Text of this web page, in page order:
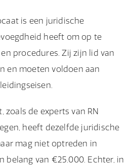
is een juridische
heeft om op te
procedures. Zij zijn lid van
en moeten voldoen aan
zoals de experts van RN
heeft dezelfde juridische
mag niet optreden in
belang van €25.000. Echter, in